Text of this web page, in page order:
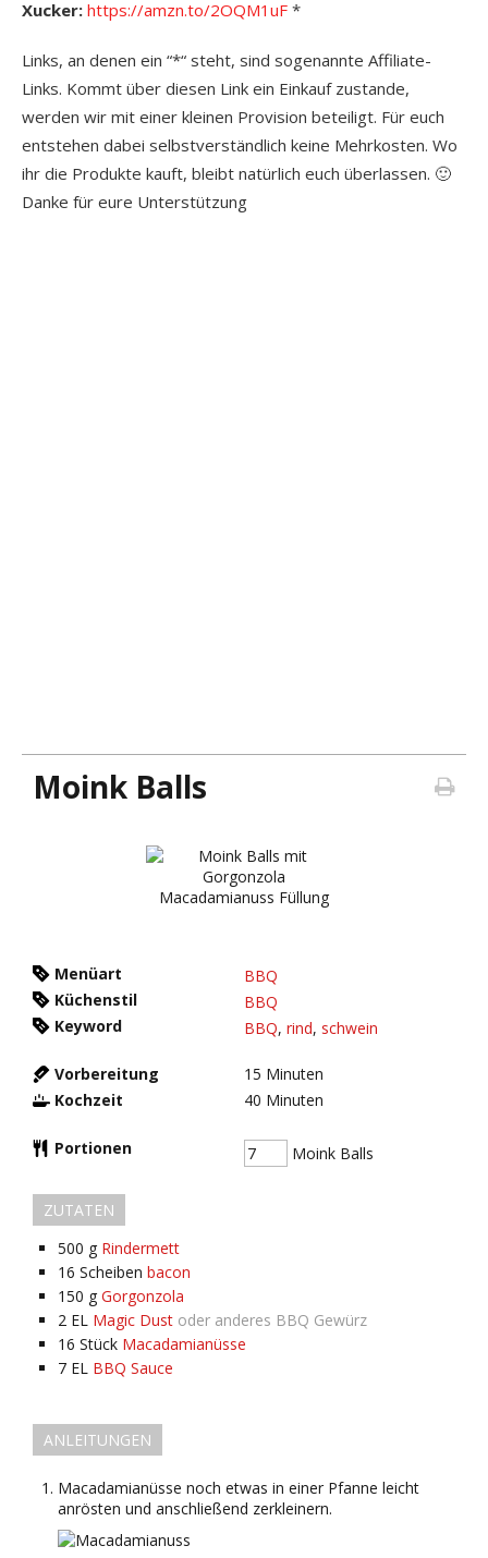
Xucker: https://amzn.to/2OQM1uF *
Links, an denen ein “*“ steht, sind sogenannte Affiliate-
Links. Kommt über diesen Link ein Einkauf zustande,
werden wir mit einer kleinen Provision beteiligt. Für euch
entstehen dabei selbstverständlich keine Mehrkosten. Wo
ihr die Produkte kauft, bleibt natürlich euch überlassen. 🙂
Danke für eure Unterstützung
Moink Balls
Menüart
BBQ
Küchenstil
BBQ
Keyword
BBQ, rind, schwein
Vorbereitung 15 Minuten
Kochzeit
40 Minuten
Portionen Moink Balls
ZUTATEN
500 g Rindermett
16 Scheiben bacon
150 g Gorgonzola
2 EL Magic Dust oder anderes BBQ Gewürz
16 Stück Macadamianüsse
7 EL BBQ Sauce
ANLEITUNGEN
Macadamianüsse noch etwas in einer Pfanne leicht
anrösten und anschließend zerkleinern.